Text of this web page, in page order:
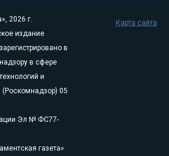
2026 г.
издание
в
в сфере
и
05
Эл № ФС77-
газета»
Карта сайта